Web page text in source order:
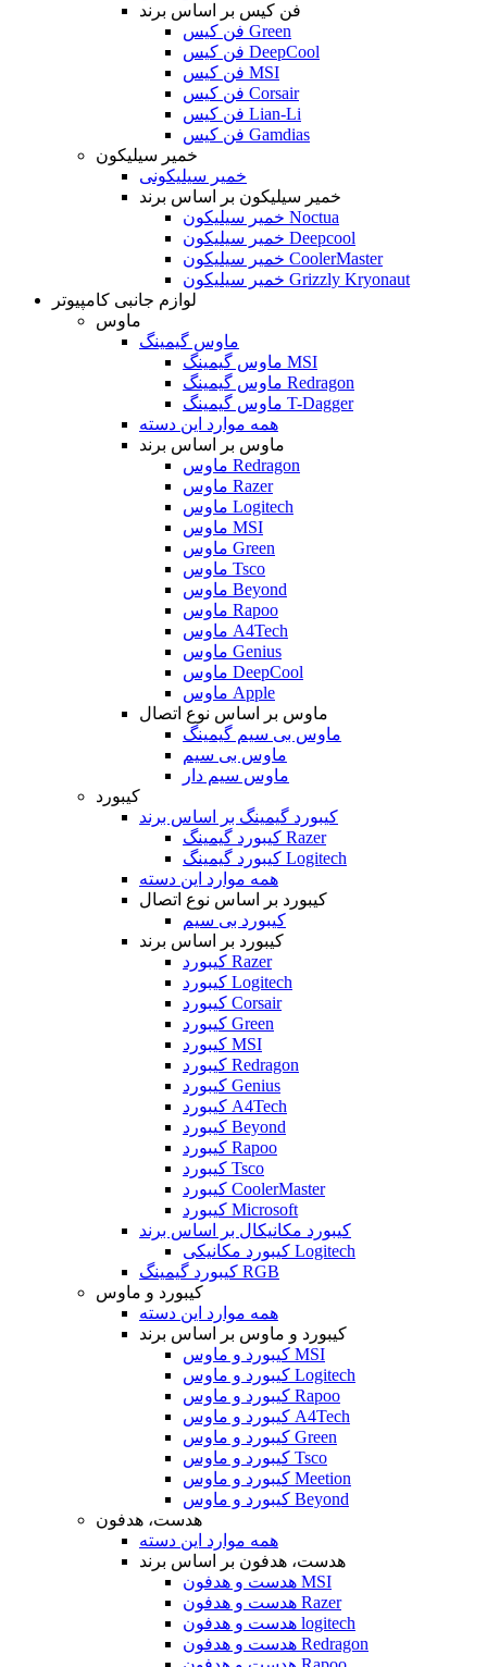
فن کیس بر اساس برند
فن کیس Green
فن کیس DeepCool
فن کیس MSI
فن کیس Corsair
فن کیس Lian-Li
فن کیس Gamdias
خمیر سیلیکون
خمیر سیلیکونی
خمیر سیلیکون بر اساس برند
خمیر سیلیکون Noctua
خمیر سیلیکون Deepcool
خمیر سیلیکون CoolerMaster
خمیر سیلیکون Grizzly Kryonaut
لوازم جانبی کامپیوتر
ماوس
ماوس گیمینگ
ماوس گیمینگ MSI
ماوس گیمینگ Redragon
ماوس گیمینگ T-Dagger
همه موارد این دسته
ماوس بر اساس برند
ماوس Redragon
ماوس Razer
ماوس Logitech
ماوس MSI
ماوس Green
ماوس Tsco
ماوس Beyond
ماوس Rapoo
ماوس A4Tech
ماوس Genius
ماوس DeepCool
ماوس Apple
ماوس بر اساس نوع اتصال
ماوس بی سیم گیمینگ
ماوس بی سیم
ماوس سیم دار
کیبورد
کیبورد گیمینگ بر اساس برند
کیبورد گیمینگ Razer
کیبورد گیمینگ Logitech
همه موارد این دسته
کیبورد بر اساس نوع اتصال
کیبورد بی سیم
کیبورد بر اساس برند
کیبورد Razer
کیبورد Logitech
کیبورد Corsair
کیبورد Green
کیبورد MSI
کیبورد Redragon
کیبورد Genius
کیبورد A4Tech
کیبورد Beyond
کیبورد Rapoo
کیبورد Tsco
کیبورد CoolerMaster
کیبورد Microsoft
کیبورد مکانیکال بر اساس برند
کیبورد مکانیکی Logitech
کیبورد گیمینگ RGB
کیبورد و ماوس
همه موارد این دسته
کیبورد و ماوس بر اساس برند
کیبورد و ماوس MSI
کیبورد و ماوس Logitech
کیبورد و ماوس Rapoo
کیبورد و ماوس A4Tech
کیبورد و ماوس Green
کیبورد و ماوس Tsco
کیبورد و ماوس Meetion
کیبورد و ماوس Beyond
هدست، هدفون
همه موارد این دسته
هدست، هدفون بر اساس برند
هدست و هدفون MSI
هدست و هدفون Razer
هدست و هدفون logitech
هدست و هدفون Redragon